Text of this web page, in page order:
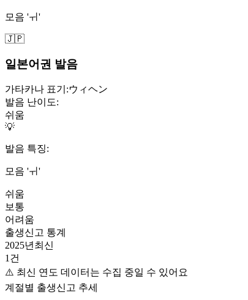
모음 'ㅟ'
🇯🇵
일본어권 발음
가타카나 표기:ウィヘン
발음 난이도:
쉬움
💡
발음 특징:
모음 'ㅟ'
쉬움
보통
어려움
출생신고 통계
2025년 최신
1 건
⚠️ 최신 연도 데이터는 수집 중일 수 있어요
계절별 출생신고 추세